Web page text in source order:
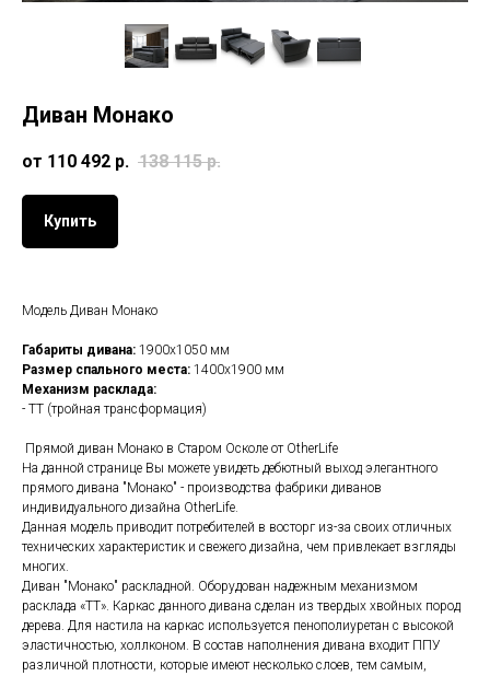
Диван Монако
от 110 492 р. 138 115‬ р.
Купить
Модель Диван Монако
Габариты дивана: 1900х1050 мм
Размер спального места: 1400х1900 мм
Механизм расклада:
- ТТ (тройная трансформация)
Прямой диван Монако в Старом Осколе от OtherLife
На данной странице Вы можете увидеть дебютный выход элегантного
прямого дивана "Монако" - производства фабрики диванов
индивидуального дизайна OtherLife.
Данная модель приводит потребителей в восторг из-за своих отличных
технических характеристик и свежего дизайна, чем привлекает взгляды
многих.
Диван "Монако" раскладной. Оборудован надежным механизмом
расклада «ТТ». Каркас данного дивана сделан из твердых хвойных пород
дерева. Для настила на каркас используется пенополиуретан с высокой
эластичностью, холлконом. В состав наполнения дивана входит ППУ
различной плотности, которые имеют несколько слоев, тем самым,